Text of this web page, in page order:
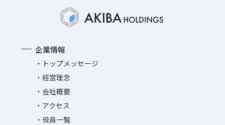
企業情報
トップメッセージ
経営理念
会社概要
アクセス
役員一覧